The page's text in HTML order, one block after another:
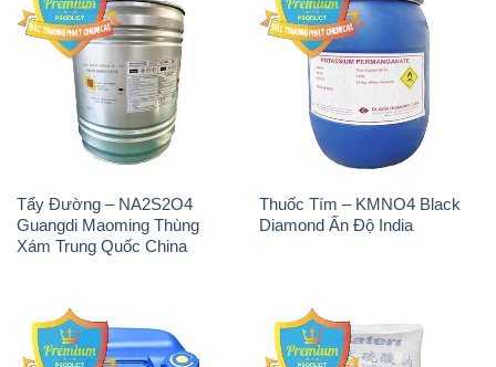
Tẩy Đường – NA2S2O4
Guangdi Maoming Thùng
Xám Trung Quốc China
Thuốc Tím – KMNO4 Black
Diamond Ấn Độ India